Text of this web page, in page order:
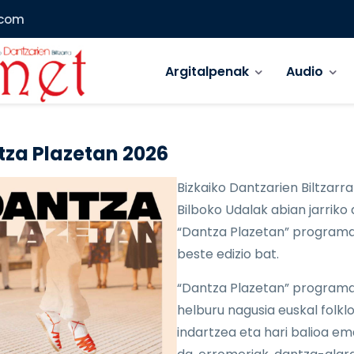
Argitalpenak Audio
Plazetan 2026
Bizkaiko Dantzarien
Bilboko Udalak abian jarriko
“Dantza Plazetan”
beste edizio bat.
“Dantza Plazetan”
helburu nagusia euskal
indartzea eta hari balioa